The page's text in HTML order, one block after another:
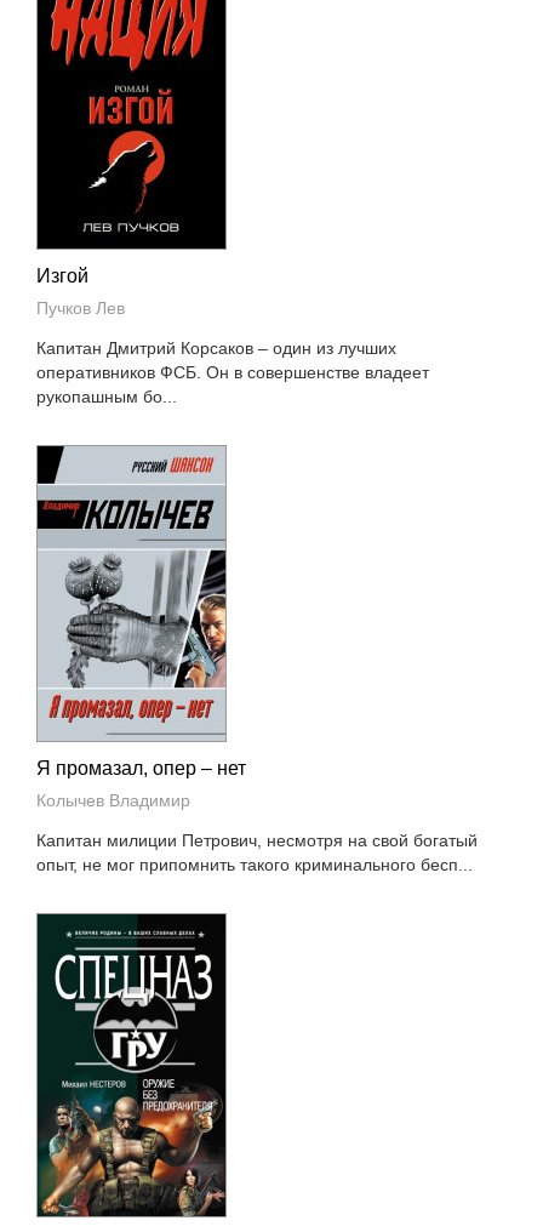
Изгой
Пучков Лев
Капитан Дмитрий Корсаков – один из лучших
оперативников ФСБ. Он в совершенстве владеет
рукопашным бо...
Я промазал, опер – нет
Колычев Владимир
Капитан милиции Петрович, несмотря на свой богатый
опыт, не мог припомнить такого криминального бесп...